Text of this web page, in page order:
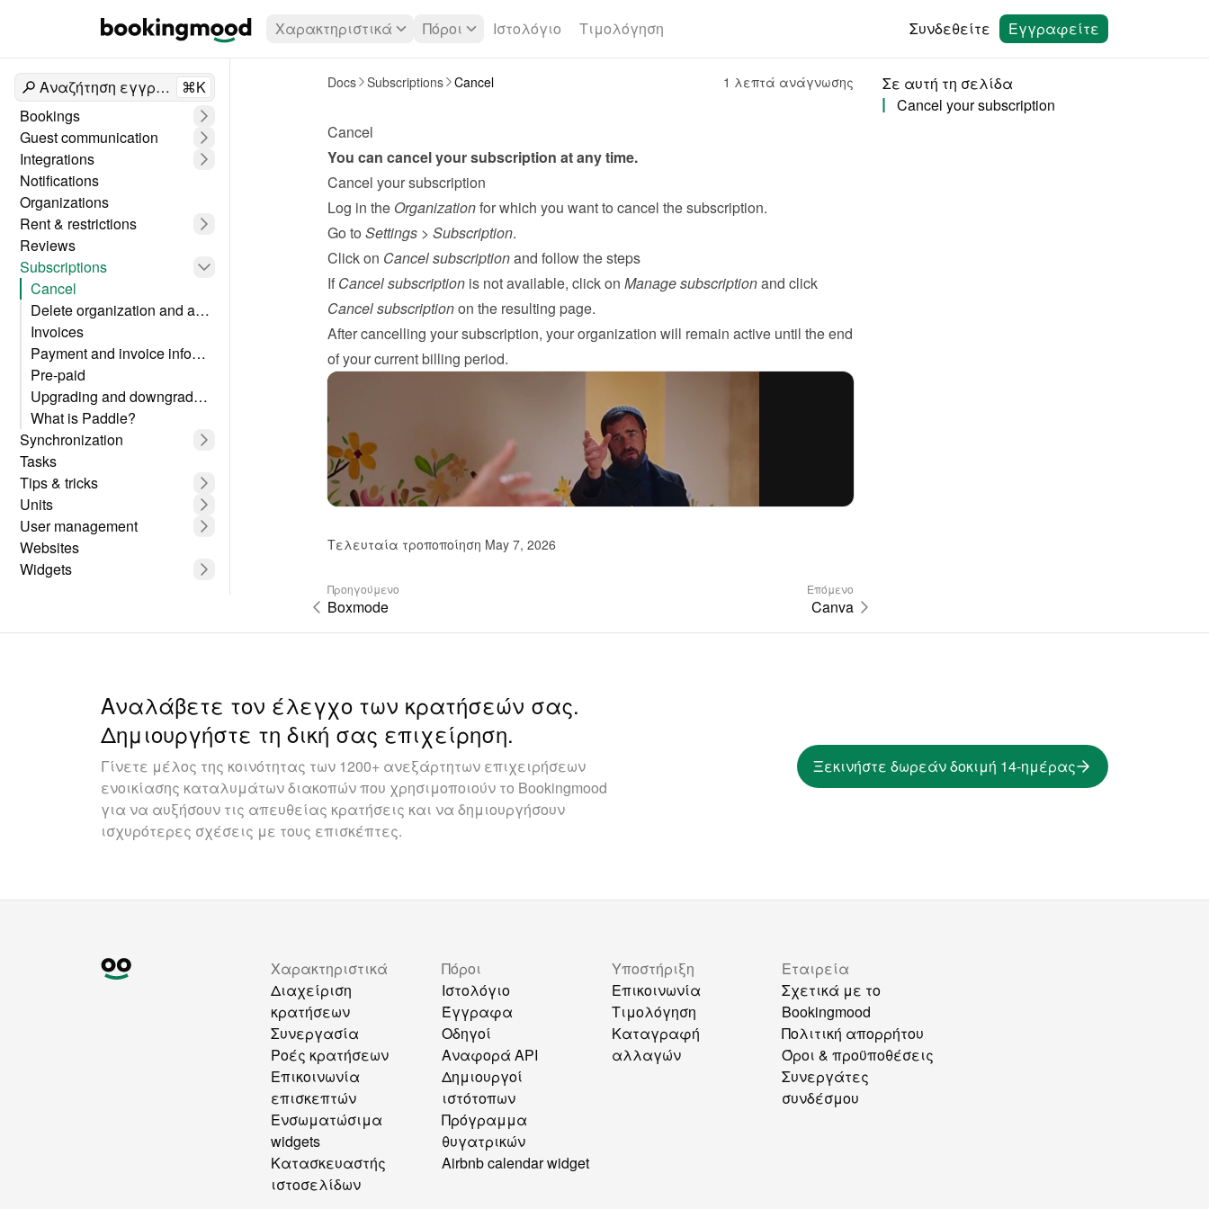
Χαρακτηριστικά Πόροι Ιστολόγιο Τιμολόγηση Συνδεθείτε Εγγραφείτε
Αναζήτηση εγγράφων
⌘K
Bookings
Guest communication
Integrations
Notifications
Organizations
Rent & restrictions
Reviews
Subscriptions
Cancel
Delete organization and account
Invoices
Payment and invoice information
Pre-paid
Upgrading and downgrading
What is Paddle?
Synchronization
Tasks
Tips & tricks
Units
User management
Websites
Widgets
Docs Subscriptions Cancel 1 λεπτά ανάγνωσης
Cancel
You can cancel your subscription at any time.
Cancel your subscription
Log in the Organization for which you want to cancel the subscription.
Go to Settings > Subscription.
Click on Cancel subscription and follow the steps
If Cancel subscription is not available, click on Manage subscription
and click
Cancel subscription on the resulting page.
After cancelling your subscription, your organization will remain active until the end
of your current billing period.
Τελευταία τροποποίηση May 7, 2026
Προηγούμενο
Boxmode
Επόμενο
Canva
Σε αυτή τη σελίδα
Cancel your subscription
Αναλάβετε τον έλεγχο των κρατήσεών σας.
Δημιουργήστε τη δική σας επιχείρηση.
Γίνετε μέλος της κοινότητας των 1200+ ανεξάρτητων επιχειρήσεων
ενοικίασης καταλυμάτων διακοπών που χρησιμοποιούν το Bookingmood
για να αυξήσουν τις απευθείας κρατήσεις και να δημιουργήσουν
ισχυρότερες σχέσεις με τους επισκέπτες.
Ξεκινήστε δωρεάν δοκιμή 14-ημέρας
Χαρακτηριστικά
Διαχείριση
κρατήσεων
Συνεργασία
Ροές κρατήσεων
Επικοινωνία
επισκεπτών
Ενσωματώσιμα
widgets
Κατασκευαστής
ιστοσελίδων
Πόροι
Ιστολόγιο
Έγγραφα
Οδηγοί
Αναφορά API
Δημιουργοί
ιστότοπων
Πρόγραμμα
θυγατρικών
Airbnb calendar widget
Υποστήριξη
Επικοινωνία
Τιμολόγηση
Καταγραφή
αλλαγών
Εταιρεία
Σχετικά με το
Bookingmood
Πολιτική απορρήτου
Όροι & προϋποθέσεις
Συνεργάτες
συνδέσμου